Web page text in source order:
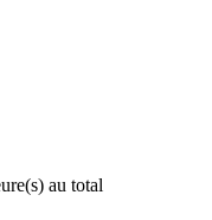
au total